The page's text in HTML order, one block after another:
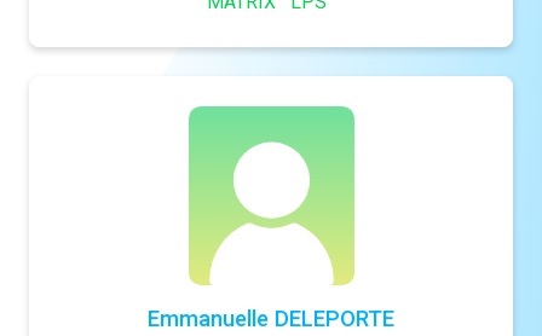
Emmanuelle DELEPORTE